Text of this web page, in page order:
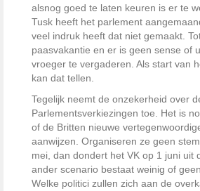
alsnog goed te laten keuren is er te
Tusk heeft het parlement
veel indruk heeft dat niet gemaakt.
paasvakantie en er is geen sense of
vroeger te vergaderen. Als start van
kan dat tellen.
Tegelijk neemt de onzekerheid over
Parlementsverkiezingen toe. Het is
of de Britten nieuwe
aanwijzen. Organiseren ze geen
mei, dan dondert het VK op 1 juni uit
ander scenario bestaat weinig of
Welke politici zullen zich aan de